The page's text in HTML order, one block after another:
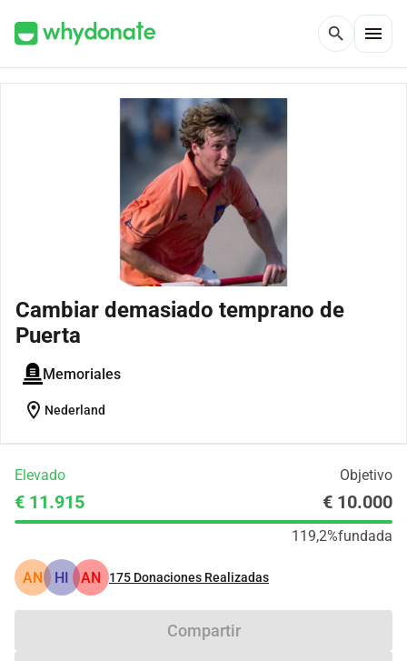
search menu
Cambiar demasiado temprano de
Puerta
Memoriales
location_on Nederland
Elevado Objetivo
€ 11.915 € 10.000
119,2%fundada
AN HI AN 175 Donaciones Realizadas
Compartir